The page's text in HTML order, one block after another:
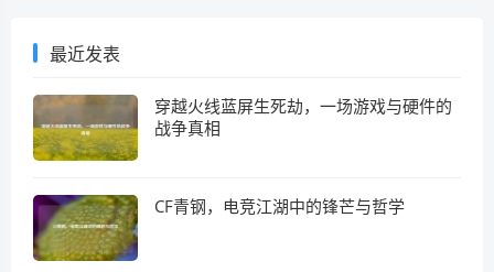
最近发表
穿越火线蓝屏生死劫，一场游戏与硬件的
战争真相
CF青钢，电竞江湖中的锋芒与哲学